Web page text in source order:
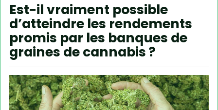
Est-il vraiment possible
d’atteindre les rendements
promis par les banques de
graines de cannabis ?